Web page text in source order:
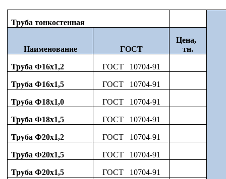
Труба тонкостенная
Наименование ГОСТ
Цена,
тн.
Труба Ф16х1,2 ГОСТ 10704-91
Труба Ф16х1,5 ГОСТ 10704-91
Труба Ф18х1,0 ГОСТ 10704-91
Труба Ф18х1,5 ГОСТ 10704-91
Труба Ф20х1,2 ГОСТ 10704-91
Труба Ф20х1,5 ГОСТ 10704-91
Труба Ф20х1,5 ГОСТ 10704-91